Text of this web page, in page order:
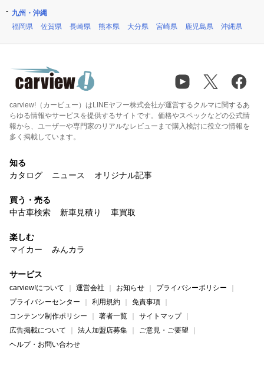
九州・沖縄
福岡県
佐賀県 長崎県 熊本県 大分県 宮崎県 鹿児島県 沖縄県
carview!（カービュー）はLINEヤフー株式会社が運営するクルマに関するあ
らゆる情報やサービスを提供するサイトです。価格やスペックなどの公式情
報から、ユーザーや専門家のリアルなレビューまで購入検討に役立つ情報を
多く掲載しています。
知る
カタログ
ニュース オリジナル記事
買う・売る
中古車検索
新車見積り 車買取
楽しむ
マイカー
みんカラ
サービス
carview!について 運営会社 お知らせ
プライバシーポリシー
プライバシーセンター
利用規約
免責事項
コンテンツ制作ポリシー
著者一覧
サイトマップ
広告掲載について
法人加盟店募集
ご意見・ご要望
ヘルプ・お問い合わせ